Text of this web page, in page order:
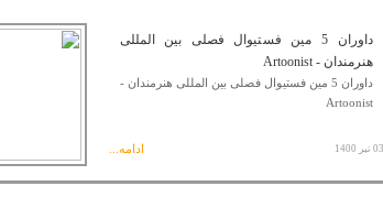
داوران 5 مین فستیوال فصلی بین المللی
هنرمندان - Artoonist
داوران 5 مین فستیوال فصلی بین المللی هنرمندان -
Artoonist
03 تیر 1400 ادامه...